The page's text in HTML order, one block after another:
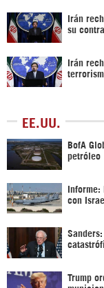
Irán
su contra
Irán
EE.UU.
BofA
petróleo
Informe:
con
Sanders:
Trump